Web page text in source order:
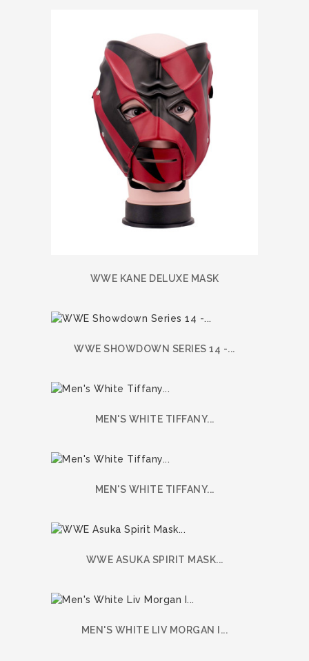
WWE KANE DELUXE MASK
WWE SHOWDOWN SERIES 14 -...
MEN'S WHITE TIFFANY...
MEN'S WHITE TIFFANY...
WWE ASUKA SPIRIT MASK...
MEN'S WHITE LIV MORGAN I...